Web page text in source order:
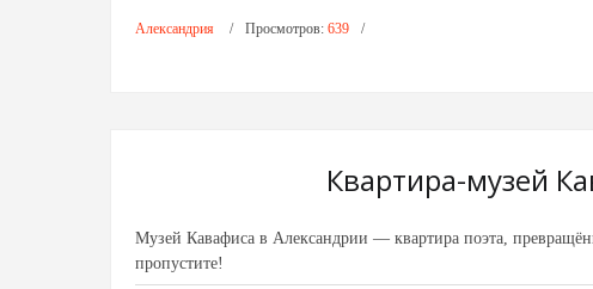
Александрия Просмотров: 639
Квартира-музей
Музей Кавафиса в Александрии — квартира поэта,
пропустите!